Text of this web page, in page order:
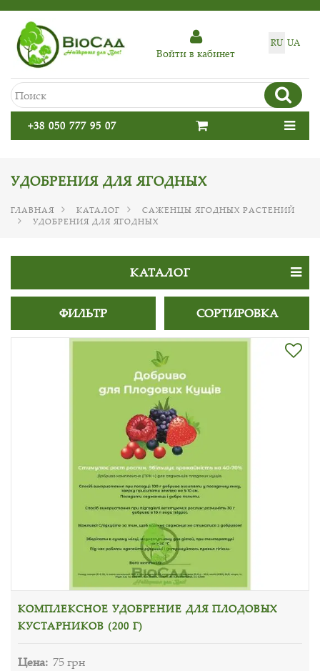
RU UA
Войти в кабинет
+38 050 777 95 07
УДОБРЕНИЯ ДЛЯ ЯГОДНЫХ
ГЛАВНАЯ КАТАЛОГ
САЖЕНЦЫ ЯГОДНЫХ РАСТЕНИЙ
УДОБРЕНИЯ ДЛЯ ЯГОДНЫХ
КАТАЛОГ
ФИЛЬТР СОРТИРОВКА
КОМПЛЕКСНОЕ УДОБРЕНИЕ ДЛЯ ПЛОДОВЫХ
КУСТАРНИКОВ (200 Г)
Цена: 75 грн